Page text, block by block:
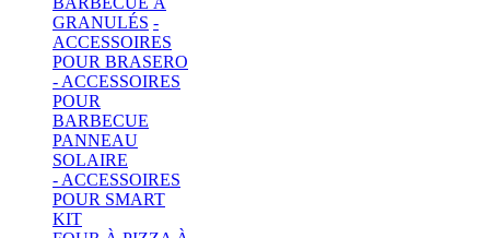
GRANULÉS -
ACCESSOIRES
POUR BRASERO
- ACCESSOIRES
POUR
BARBECUE
PANNEAU
SOLAIRE
- ACCESSOIRES
POUR SMART
KIT